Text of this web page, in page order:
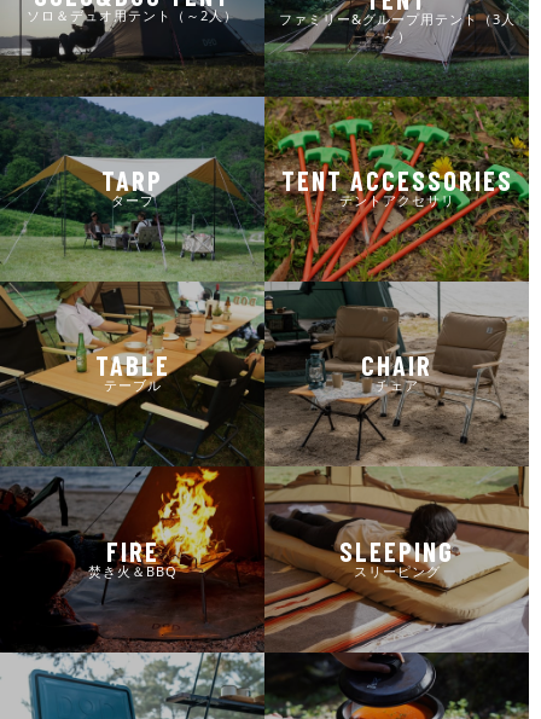
ソロ＆デュオ用テント（～2人）
ファミリー&グループ用テント（3人
～）
TARP
タープ
TENT ACCESSORIES
テントアクセサリ
TABLE
テーブル
CHAIR
チェア
FIRE
焚き火＆BBQ
SLEEPING
スリーピング